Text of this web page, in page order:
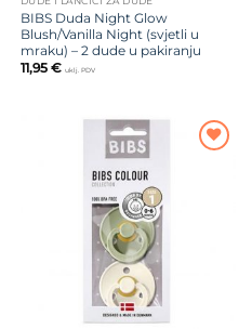
BIBS Duda Night Glow
Blush/Vanilla Night (svjetli u
mraku) – 2 dude u pakiranju
11,95 € uklj. PDV